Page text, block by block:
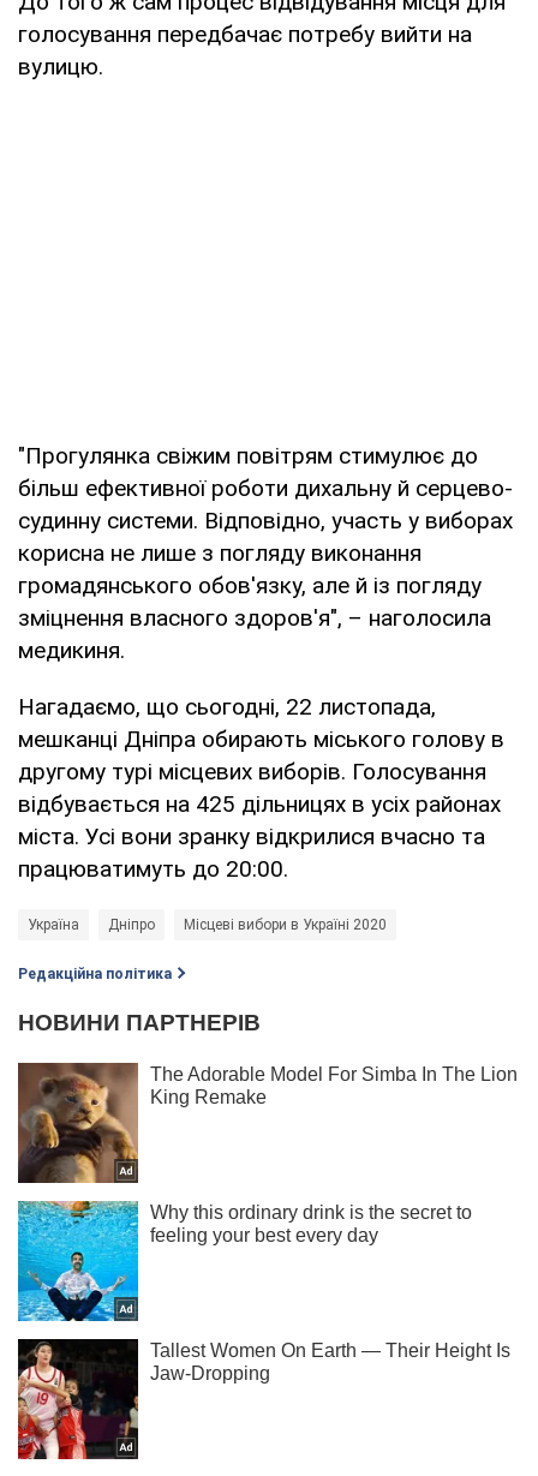
голосування передбачає потребу вийти на
вулицю.
"Прогулянка свіжим повітрям стимулює до
більш ефективної роботи дихальну й серцево-
судинну системи. Відповідно, участь у виборах
корисна не лише з погляду виконання
громадянського обов'язку, але й із погляду
зміцнення власного здоров'я", – наголосила
медикиня.
Нагадаємо, що сьогодні, 22 листопада,
мешканці Дніпра обирають міського голову в
другому турі місцевих виборів. Голосування
відбувається на 425 дільницях в усіх районах
міста. Усі вони зранку відкрилися вчасно та
працюватимуть до 20:00.
Україна Дніпро Місцеві вибори в Україні 2020
Редакційна політика